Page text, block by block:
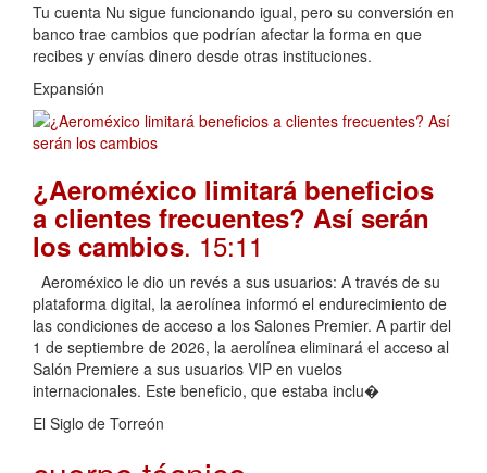
Tu cuenta Nu sigue funcionando igual, pero su conversión en
banco trae cambios que podrían afectar la forma en que
recibes y envías dinero desde otras instituciones.
Expansión
¿Aeroméxico limitará beneficios
a clientes frecuentes? Así serán
los cambios. 15:11
Aeroméxico le dio un revés a sus usuarios: A través de su
plataforma digital, la aerolínea informó el endurecimiento de
las condiciones de acceso a los Salones Premier. A partir del
1 de septiembre de 2026, la aerolínea eliminará el acceso al
Salón Premiere a sus usuarios VIP en vuelos
internacionales. Este beneficio, que estaba inclu�
El Siglo de Torreón